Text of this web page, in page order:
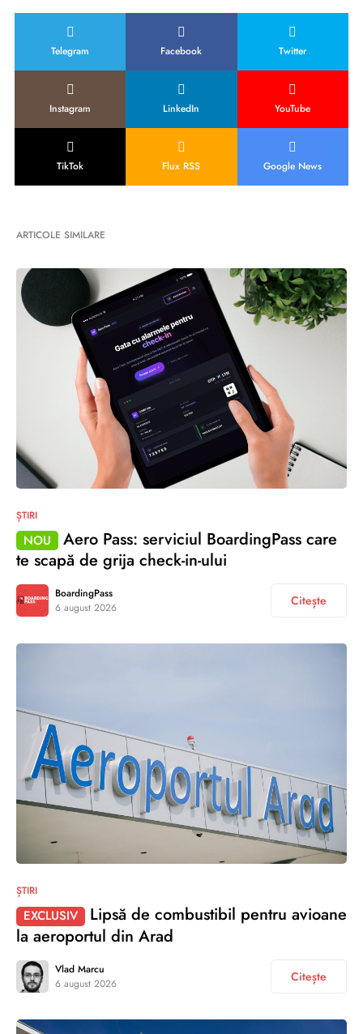
Telegram Facebook Twitter
Instagram LinkedIn YouTube
TikTok Flux RSS Google News
ARTICOLE SIMILARE
ȘTIRI
NOU
Aero Pass: serviciul BoardingPass care
te scapă de grija check-in-ului
BoardingPass
6 august 2026
Citește
ȘTIRI
EXCLUSIV
Lipsă de combustibil pentru avioane
la aeroportul din Arad
Vlad Marcu
6 august 2026
Citește